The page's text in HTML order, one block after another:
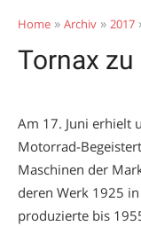
Home » Archiv » 2017
Tornax zu
Am 17. Juni erhielt
Motorrad-
Maschinen der
deren Werk 1925
produzierte bis